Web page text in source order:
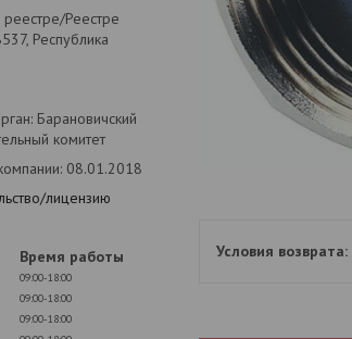
Реестре
Республика
Барановичский
комитет
08.01.2018
лицензию
Время работы
09:00-18:00
09:00-18:00
09:00-18:00